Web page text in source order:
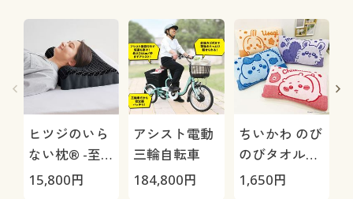
ヒツジのいら
ない枕® -至
極-
15,800円
アシスト電動
三輪自転車
184,800円
ちいかわ のび
のびタオル地
枕カバー
1,650円